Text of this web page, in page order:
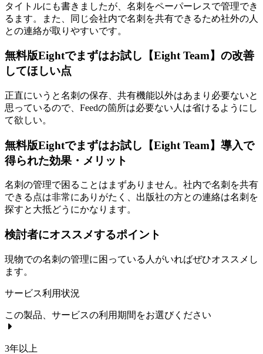
タイトルにも書きましたが、名刺をペーパーレスで管理でき
るます。また、同じ会社内で名刺を共有できるため社外の人
との連絡が取りやすいです。
無料版Eightでまずはお試し【Eight Team】の改善
してほしい点
正直にいうと名刺の保存、共有機能以外はあまり必要ないと
思っているので、Feedの箇所は必要ない人は省けるようにし
て欲しい。
無料版Eightでまずはお試し【Eight Team】導入で
得られた効果・メリット
名刺の管理で困ることはまずありません。社内で名刺を共有
できる点は非常にありがたく、出版社の方との連絡は名刺を
探すと大抵どうにかなります。
検討者にオススメするポイント
現物での名刺の管理に困っている人がいればぜひオススメし
ます。
サービス利用状況
この製品、サービスの利用期間をお選びください
3年以上